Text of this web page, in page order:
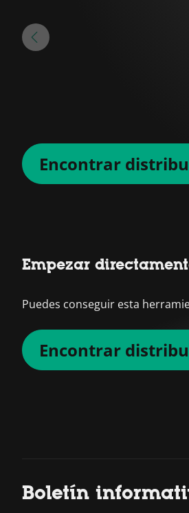
Encontrar
Empezar
Puedes conseguir esta
Encontrar
Boletín